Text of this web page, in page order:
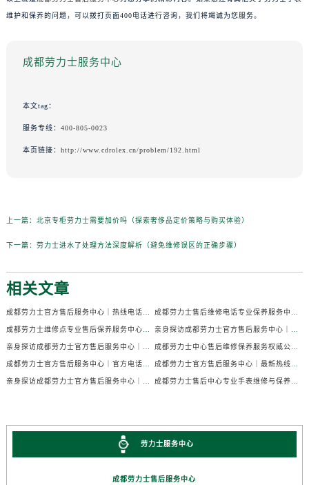
维护和保养的问题，可以拨打页面400电话进行咨询，我们将竭诚为您服务。
成都劳力士服务中心
本文tag：
服务专线： 400-805-0023
本页链接： http://www.cdrolex.cn/problem/192.html
上一篇： 北京专柜劳力士需要加价吗（探索奢侈品定价策略与购买体验）
下一篇： 劳力士进水了处理方法深度解析（避免维修误区的正确步骤）
相关文章
劳力士服务中心
成都劳力士售后服务中心